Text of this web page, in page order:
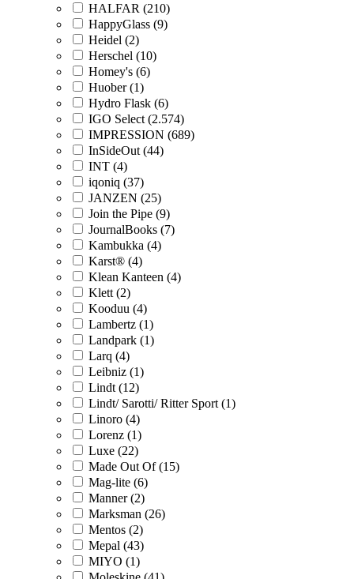
HALFAR (210)
HappyGlass (9)
Heidel (2)
Herschel (10)
Homey's (6)
Huober (1)
Hydro Flask (6)
IGO Select (2.574)
IMPRESSION (689)
InSideOut (44)
INT (4)
iqoniq (37)
JANZEN (25)
Join the Pipe (9)
JournalBooks (7)
Kambukka (4)
Karst® (4)
Klean Kanteen (4)
Klett (2)
Kooduu (4)
Lambertz (1)
Landpark (1)
Larq (4)
Leibniz (1)
Lindt (12)
Lindt/ Sarotti/ Ritter Sport (1)
Linoro (4)
Lorenz (1)
Luxe (22)
Made Out Of (15)
Mag-lite (6)
Manner (2)
Marksman (26)
Mentos (2)
Mepal (43)
MIYO (1)